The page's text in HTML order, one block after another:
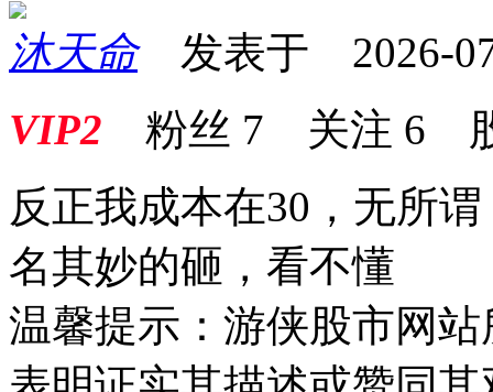
沐天命发表于 2026-
VIP2 粉丝 7 关注 6
反正我成本在30，无所
名其妙的砸，看不懂
温馨提示：游侠股市网